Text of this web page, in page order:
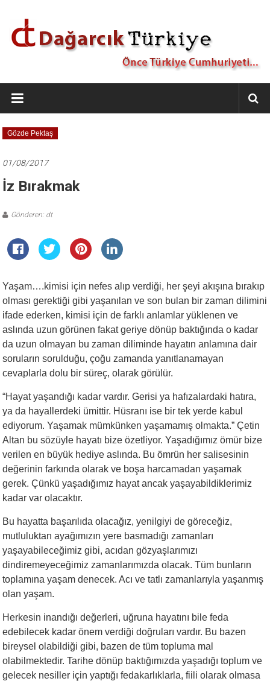
Dağarcık
Türkiye
Önce
Türkiye
Gözde Pektaş
01/08/2017
İz Bırakmak
Gönderen: dt
Yaşam….kimisi için nefes alıp verdiği, her şeyi akışına bırakıp
olması gerektiği gibi yaşanılan ve son bulan bir zaman dilimini
ifade ederken, kimisi için de farklı anlamlar yüklenen ve
aslında uzun görünen fakat geriye dönüp baktığında o kadar
da uzun olmayan bu zaman diliminde hayatın anlamına dair
soruların sorulduğu, çoğu zamanda yanıtlanamayan
cevaplarla dolu bir süreç, olarak görülür.
“Hayat yaşandığı kadar vardır. Gerisi ya hafızalardaki hatıra,
ya da hayallerdeki ümittir. Hüsranı ise bir tek yerde kabul
ediyorum. Yaşamak mümkünken yaşamamış olmakta.” Çetin
Altan bu sözüyle hayatı bize özetliyor. Yaşadığımız ömür bize
verilen en büyük hediye aslında. Bu ömrün her salisesinin
değerinin farkında olarak ve boşa harcamadan yaşamak
gerek. Çünkü yaşadığımız hayat ancak yaşayabildiklerimiz
kadar var olacaktır.
Bu hayatta başarılıda olacağız, yenilgiyi de göreceğiz,
mutluluktan ayağımızın yere basmadığı zamanları
yaşayabileceğimiz gibi, acıdan gözyaşlarımızı
dindiremeyeceğimiz zamanlarımızda olacak. Tüm bunların
toplamına yaşam denecek. Acı ve tatlı zamanlarıyla yaşanmış
olan yaşam.
Herkesin inandığı değerleri, uğruna hayatını bile feda
edebilecek kadar önem verdiği doğruları vardır. Bu bazen
bireysel olabildiği gibi, bazen de tüm topluma mal
olabilmektedir. Tarihe dönüp baktığımızda yaşadığı toplum ve
gelecek nesiller için yaptığı fedakarlıklarla, fiili olarak olmasa